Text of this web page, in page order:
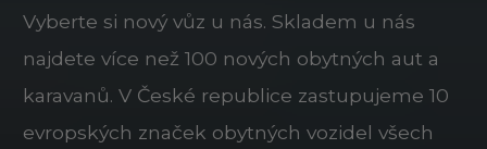
Vyberte si nový vůz u nás. Skladem u nás
najdete více než 100 nových obytných aut a
karavanů. V České republice zastupujeme 10
evropských značek obytných vozidel všech